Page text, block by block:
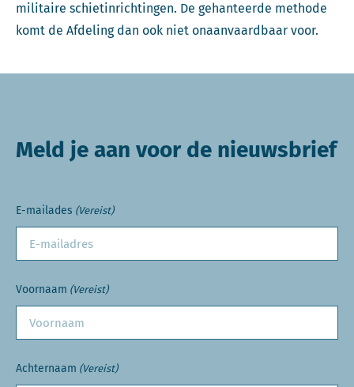
militaire schietinrichtingen. De gehanteerde methode
komt de Afdeling dan ook niet onaanvaardbaar voor.
Meld je aan voor de nieuwsbrief
E-mailades (Vereist)
Voornaam (Vereist)
Achternaam (Vereist)